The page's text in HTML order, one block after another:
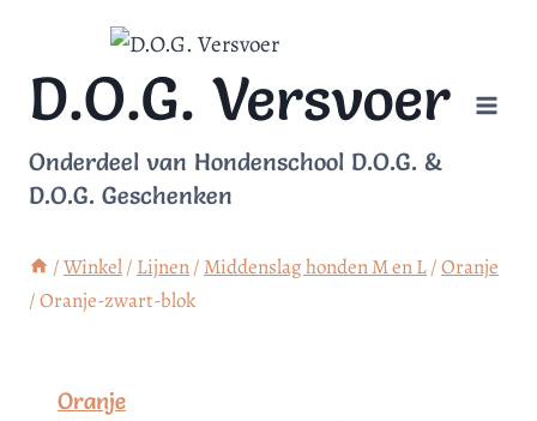
inhoudD.O.G. Versvoer
Onderdeel van Hondenschool D.O.G. &
D.O.G. Geschenken
/Winkel/ Lijnen/ Middenslag honden M en L/Oranje
/Oranje-zwart-blok
Oranje